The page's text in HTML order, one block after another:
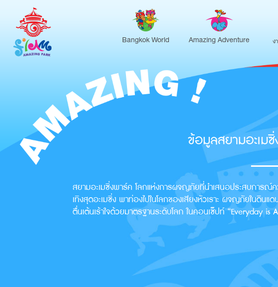
Bangkok World Amazing Adventure ง
ข้อมูลสยามอะเม
สยามอะเมซิ่งพาร์ค โลกแห่งการผจญภัยที่นำเสนอประสบการณ์
เทิงสุดอะเมซิ่ง พาท่องไปในโลกของเสียงหัวเราะ ผจญภัยในดินแ
ตื่นเต้นเร้าใจด้วยมาตรฐานระดับโลก ในคอนเซ็ปท์ “Everyday is